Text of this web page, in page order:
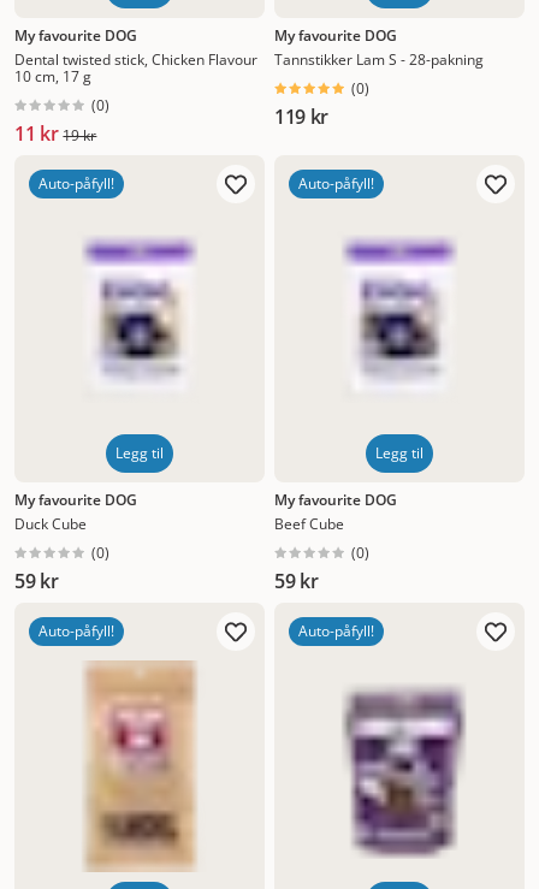
My favourite DOG
Dental twisted stick, Chicken Flavour
10 cm, 17 g
(0)
11 kr 19 kr
My favourite DOG
Tannstikker Lam S - 28-pakning
(0)
119 kr
Auto-påfyll!
Legg til
My favourite DOG
Duck Cube
(0)
59 kr
Auto-påfyll!
Legg til
My favourite DOG
Beef Cube
(0)
59 kr
Auto-påfyll! Auto-påfyll!